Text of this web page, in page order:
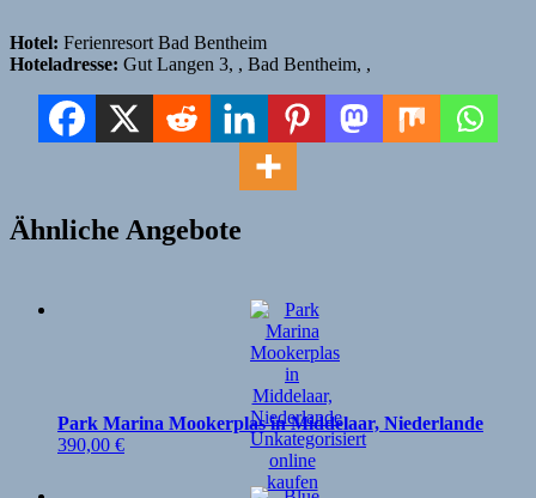
Hotel: Ferienresort Bad Bentheim
Hoteladresse: Gut Langen 3, , Bad Bentheim, ,
Ähnliche Angebote
Park Marina Mookerplas in Middelaar, Niederlande
390,00 €